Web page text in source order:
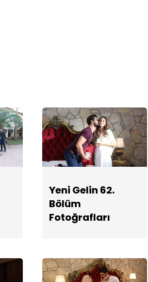
Yeni Gelin 62.
Bölüm
Fotoğrafları